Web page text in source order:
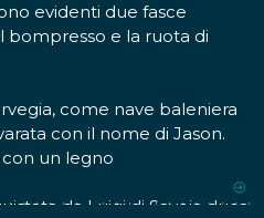
evidenti due fasce
e la ruota di
come nave baleniera
con il nome di Jason.
un legno
da Luigi di Savoia duca